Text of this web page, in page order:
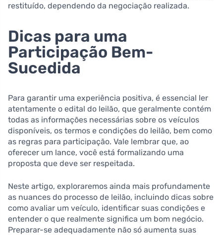
restituído, dependendo da negociação realizada.
Dicas para uma
Participação Bem-
Sucedida
Para garantir uma experiência positiva, é essencial ler
atentamente o edital do leilão, que geralmente contém
todas as informações necessárias sobre os veículos
disponíveis, os termos e condições do leilão, bem como
as regras para participação. Vale lembrar que, ao
oferecer um lance, você está formalizando uma
proposta que deve ser respeitada.
Neste artigo, exploraremos ainda mais profundamente
as nuances do processo de leilão, incluindo dicas sobre
como avaliar um veículo, identificar suas condições e
entender o que realmente significa um bom negócio.
Preparar-se adequadamente não só aumenta suas